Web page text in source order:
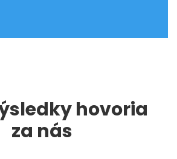
hovoria
za nás